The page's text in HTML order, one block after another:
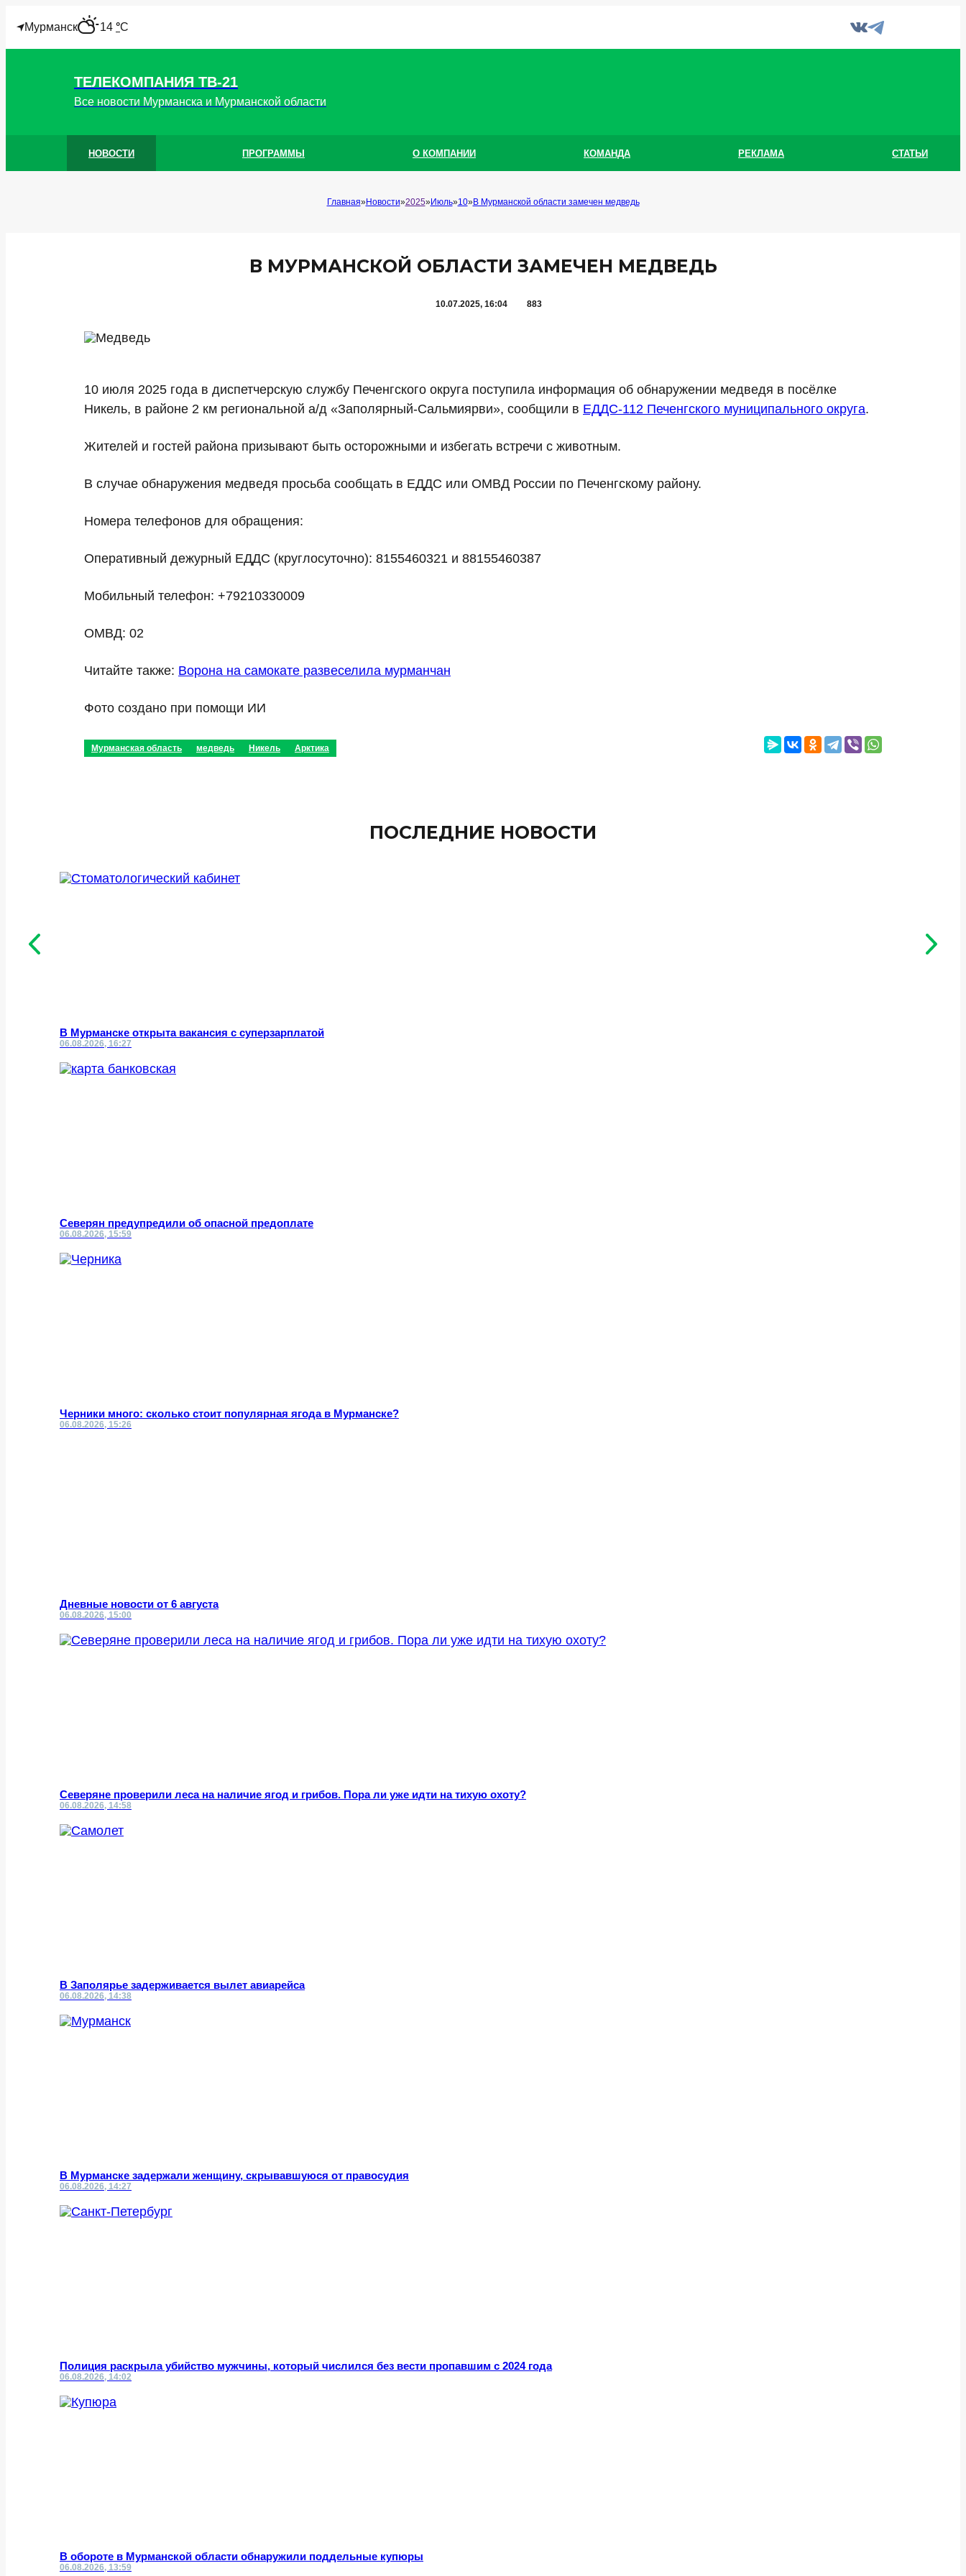
Мурманск"14 °C
ТЕЛЕКОМПАНИЯ ТВ-21
Все новости Мурманска и Мурманской области
НОВОСТИ ПРОГРАММЫ О КОМПАНИИ КОМАНДА РЕКЛАМА СТАТЬИ
Главная Новости 2025 Июль 10 В Мурманской области замечен медведь
В МУРМАНСКОЙ ОБЛАСТИ ЗАМЕЧЕН МЕДВЕДЬ
10.07.2025, 16:04 883
10 июля 2025 года в диспетчерскую службу Печенгского округа поступила информация об обнаружении медведя в посёлке
Никель, в районе 2 км региональной а/д «Заполярный-Сальмиярви», сообщили в ЕДДС-112 Печенгского муниципального округа.
Жителей и гостей района призывают быть осторожными и избегать встречи с животным.
В случае обнаружения медведя просьба сообщать в ЕДДС или ОМВД России по Печенгскому району.
Номера телефонов для обращения:
Оперативный дежурный ЕДДС (круглосуточно): 8155460321 и 88155460387
Мобильный телефон: +79210330009
ОМВД: 02
Читайте также: Ворона на самокате развеселила мурманчан
Фото создано при помощи ИИ
Мурманская область медведь Никель Арктика
ПОСЛЕДНИЕ НОВОСТИ
В Мурманске открыта вакансия с суперзарплатой
06.08.2026, 16:27
Северян предупредили об опасной предоплате
06.08.2026, 15:59
Черники много: сколько стоит популярная ягода в Мурманске?
06.08.2026, 15:26
Дневные новости от 6 августа
06.08.2026, 15:00
Северяне проверили леса на наличие ягод и грибов. Пора ли уже идти на тихую охоту?
06.08.2026, 14:58
В Заполярье задерживается вылет авиарейса
06.08.2026, 14:38
В Мурманске задержали женщину, скрывавшуюся от правосудия
06.08.2026, 14:27
Полиция раскрыла убийство мужчины, который числился без вести пропавшим с 2024 года
06.08.2026, 14:02
В обороте в Мурманской области обнаружили поддельные купюры
06.08.2026, 13:59